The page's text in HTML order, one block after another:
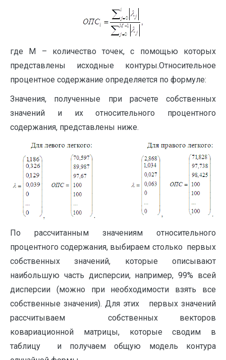
где M – количество точек, с помощью которых
представлены исходные контуры.Относительное
процентное содержание определяется по формуле:
Значения, полученные при расчете собственных
значений и их относительного процентного
содержания, представлены ниже.
По рассчитанным значениям относительного
процентного содержания, выбираем столько первых
собственных значений, которые описывают
наибольшую часть дисперсии, например, 99% всей
дисперсии (можно при необходимости взять все
собственные значения). Для этих первых значений
рассчитываем собственных векторов
ковариационной матрицы, которые сводим в
таблицу и получаем общую модель контура